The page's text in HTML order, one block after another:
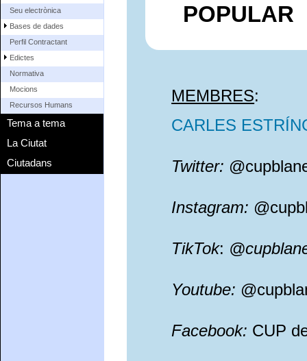
Seu electrònica
Bases de dades
Perfil Contractant
Edictes
Normativa
Mocions
Recursos Humans
Tema a tema
La Ciutat
Ciutadans
POPULAR
MEMBRES:
CARLES
Twitter:
Instagram:
TikTok:
Youtube:
Facebook: CUP